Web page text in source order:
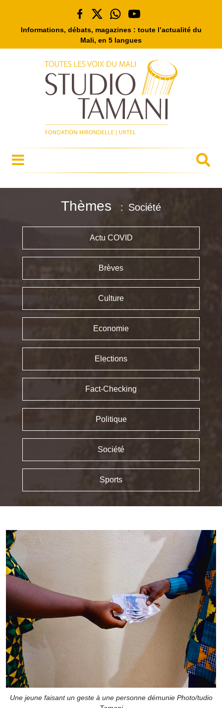
Informations, débats, magazines : toute l’actualité du
Mali, en 5 langues
Thèmes Société
Actu COVID
Brèves
Culture
Economie
Elections
Fact-Checking
Politique
Société
Sports
Une jeune faisant un geste à une personne démunie Photo/tudio